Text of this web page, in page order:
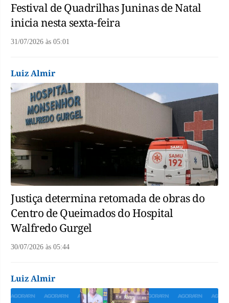
Festival de Quadrilhas Juninas de Natal
inicia nesta sexta-feira
31/07/2026 às 05:01
Luiz Almir
Justiça determina retomada de obras do
Centro de Queimados do Hospital
Walfredo Gurgel
30/07/2026 às 05:44
Luiz Almir